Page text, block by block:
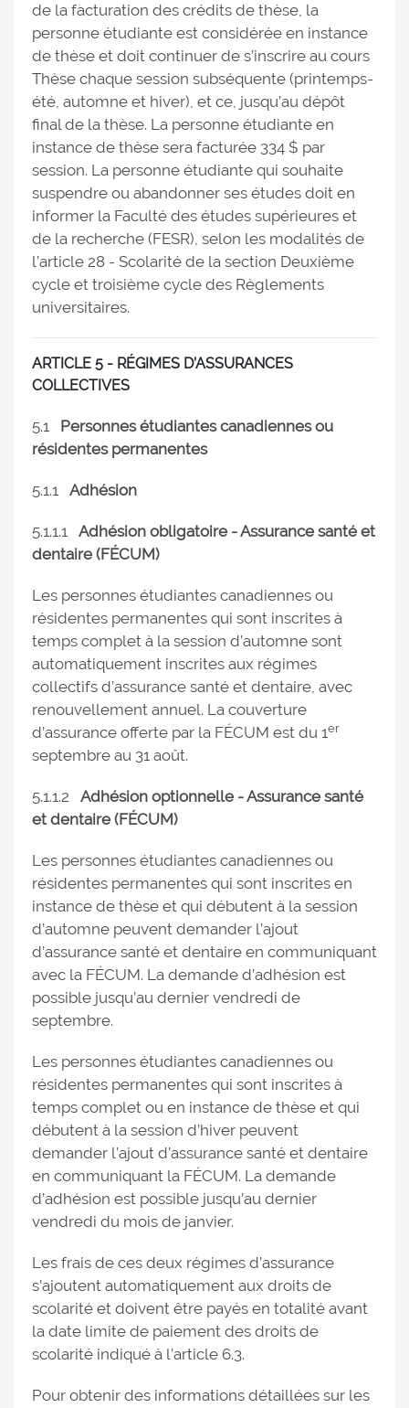
de la facturation des crédits de thèse, la
personne étudiante est considérée en instance
de thèse et doit continuer de s’inscrire au cours
Thèse chaque session subséquente (printemps-
été, automne et hiver), et ce, jusqu’au dépôt
final de la thèse. La personne étudiante en
instance de thèse sera facturée 334 $ par
session. La personne étudiante qui souhaite
suspendre ou abandonner ses études doit en
informer la Faculté des études supérieures et
de la recherche (FESR), selon les modalités de
l’article 28 - Scolarité de la section Deuxième
cycle et troisième cycle des Règlements
universitaires.
ARTICLE 5 - RÉGIMES D’ASSURANCES
COLLECTIVES
5.1 Personnes étudiantes canadiennes ou
résidentes permanentes
5.1.1 Adhésion
5.1.1.1 Adhésion obligatoire - Assurance santé et
dentaire (FÉCUM)
Les personnes étudiantes canadiennes ou
résidentes permanentes qui sont inscrites à
temps complet à la session d’automne sont
automatiquement inscrites aux régimes
collectifs d’assurance santé et dentaire, avec
renouvellement annuel. La couverture
d’assurance offerte par la FÉCUM est du 1er
septembre au 31 août.
5.1.1.2 Adhésion optionnelle - Assurance santé
et dentaire (FÉCUM)
Les personnes étudiantes canadiennes ou
résidentes permanentes qui sont inscrites en
instance de thèse et qui débutent à la session
d’automne peuvent demander l’ajout
d’assurance santé et dentaire en communiquant
avec la FÉCUM. La demande d’adhésion est
possible jusqu’au dernier vendredi de
septembre.
Les personnes étudiantes canadiennes ou
résidentes permanentes qui sont inscrites à
temps complet ou en instance de thèse et qui
débutent à la session d’hiver peuvent
demander l’ajout d’assurance santé et dentaire
en communiquant la FÉCUM. La demande
d’adhésion est possible jusqu’au dernier
vendredi du mois de janvier.
Les frais de ces deux régimes d’assurance
s’ajoutent automatiquement aux droits de
scolarité et doivent être payés en totalité avant
la date limite de paiement des droits de
scolarité indiqué à l’article 6.3.
Pour obtenir des informations détaillées sur les